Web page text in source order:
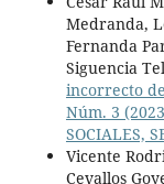
Medranda,
Fernanda
Siguencia
incorrecto
Núm. 3
SOCIALES,
Vicente
Cevallos